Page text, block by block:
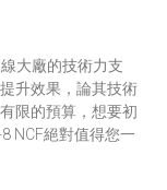
大廠的技術力支
升效果，論其技術
限的預算，想要初
NCF絕對值得您一